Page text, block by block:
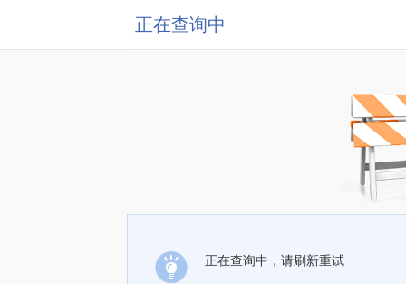
正在查询中
正在查询中，请刷新重试